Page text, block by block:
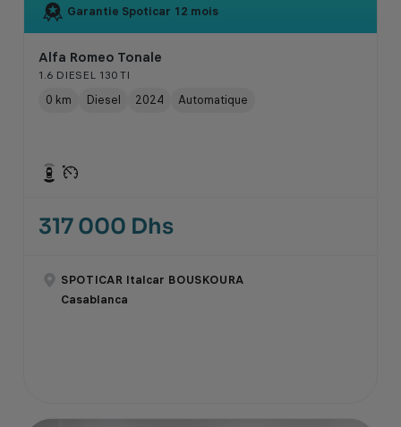
Garantie Spoticar 12 mois
Alfa Romeo Tonale
1.6 DIESEL 130 TI
0 km Diesel 2024 Automatique
317 000 Dhs
SPOTICAR Italcar BOUSKOURA
Casablanca